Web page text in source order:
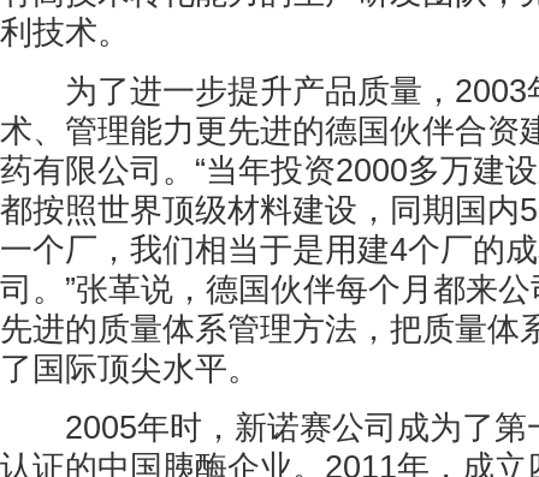
利技术。
为了进一步提升产品质量，2003
术、管理能力更先进的德国伙伴合资
药有限公司。“当年投资2000多万建
都按照世界顶级材料建设，同期国内
一个厂，我们相当于是用建4个厂的
司。”张革说，德国伙伴每个月都来
先进的质量体系管理方法，把质量体
了国际顶尖水平。
2005年时，新诺赛公司成为了第
认证的中国胰酶企业。2011年，成